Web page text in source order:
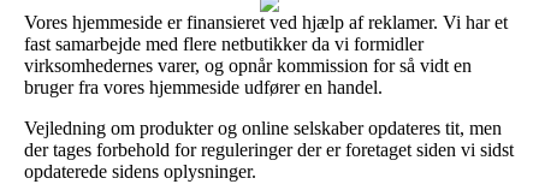
Vores hjemmeside er finansieret ved hjælp af reklamer. Vi har et
fast samarbejde med flere netbutikker da vi formidler
virksomhedernes varer, og opnår kommission for så vidt en
bruger fra vores hjemmeside udfører en handel.
Vejledning om produkter og online selskaber opdateres tit, men
der tages forbehold for reguleringer der er foretaget siden vi sidst
opdaterede sidens oplysninger.